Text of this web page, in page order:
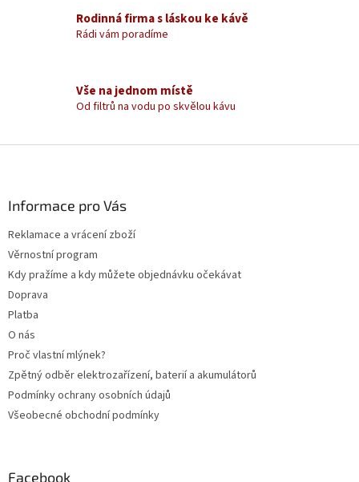
y
v
s
u
Rodinná firma s láskou ke kávě
Rádi vám poradíme
Vše na jednom místě
Od filtrů na vodu po skvělou kávu
Informace pro Vás
Reklamace a vrácení zboží
Věrnostní program
Kdy pražíme a kdy můžete objednávku očekávat
Doprava
Platba
O nás
Proč vlastní mlýnek?
Zpětný odběr elektrozařízení, baterií a akumulátorů
Podmínky ochrany osobních údajů
Všeobecné obchodní podmínky
Facebook